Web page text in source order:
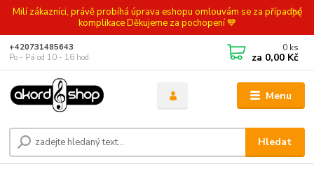
Milí zákazníci, právě probíhá úprava eshopu omlouvám se za případné
komplikace Děkujeme za pochopení 💙
Menu
Hledat
+420731485643
Po - Pá od 10 - 16 hod.
0 ks
za 0,00 Kč